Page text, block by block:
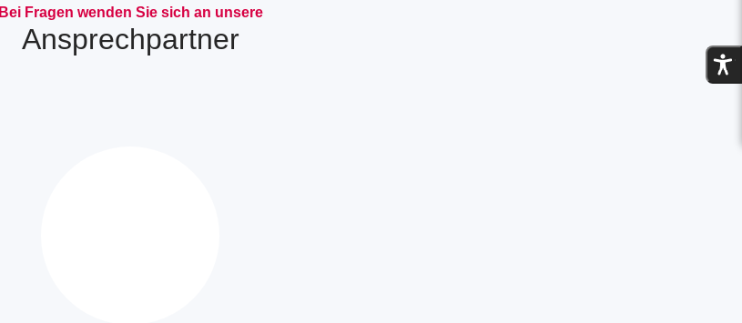
Bei Fragen wenden Sie sich an unsere
Ansprechpartner